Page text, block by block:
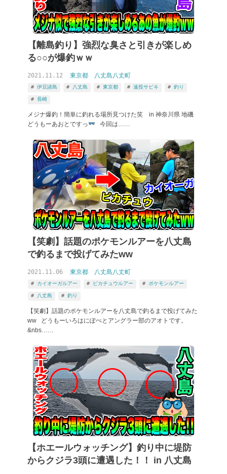
【離島釣り】強烈な臭さと引きが楽しめ
る○○が爆釣ｗｗ
2021.11.12 東京都 八丈島八丈町
伊豆諸島 八丈島 東京都 遠投サビキ 釣り
長崎
メジナ爆釣！簡単に釣れる場所見つけた笑 in 神奈川県 地磯
どうもーあおとですっ
今回は……
【笑劇】話題のポケモンルアーを八丈島
で釣るまで投げてみたww
2021.11.06 東京都 八丈島八丈町
カイオーガルアー ピカチュウルアー ポケモンルアー
八丈島 釣り
【笑劇】話題のポケモンルアーを八丈島で釣るまで投げてみた
ww どうもーいろはにぽぺとアングラー部のアオトです。
&nbs……
【ホエールウォッチング】釣り中に堤防
からクジラ3頭に遭遇した！！ in 八丈島